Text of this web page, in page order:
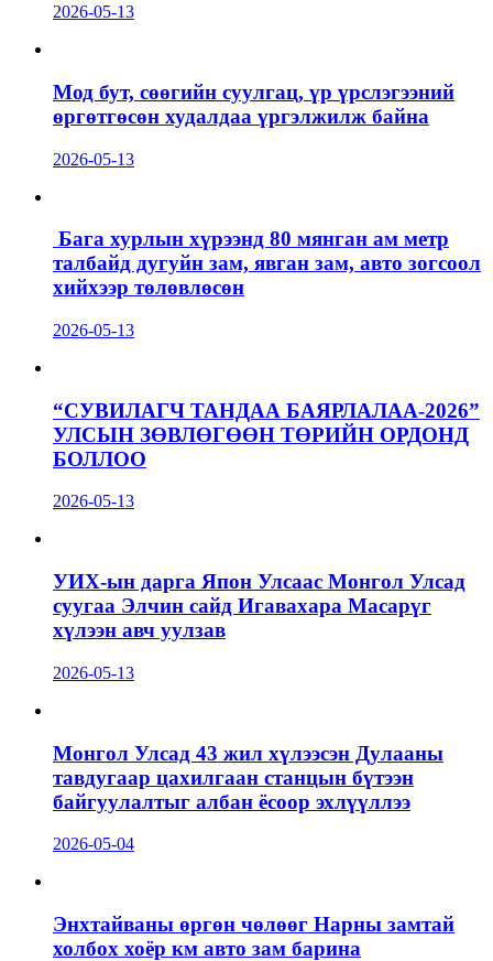
2026-05-13
Мод бут, сөөгийн суулгац, үр үрслэгээний
өргөтгөсөн худалдаа үргэлжилж байна
2026-05-13
Бага хурлын хүрээнд 80 мянган ам метр
талбайд дугуйн зам, явган зам, авто зогсоол
хийхээр төлөвлөсөн
2026-05-13
“СУВИЛАГЧ ТАНДАА БАЯРЛАЛАА-2026”
УЛСЫН ЗӨВЛӨГӨӨН ТӨРИЙН ОРДОНД
БОЛЛОО
2026-05-13
УИХ-ын дарга Япон Улсаас Монгол Улсад
суугаа Элчин сайд Игавахара Масарүг
хүлээн авч уулзав
2026-05-13
Монгол Улсад 43 жил хүлээсэн Дулааны
тавдугаар цахилгаан станцын бүтээн
байгуулалтыг албан ёсоор эхлүүллээ
2026-05-04
Энхтайваны өргөн чөлөөг Нарны замтай
холбох хоёр км авто зам барина